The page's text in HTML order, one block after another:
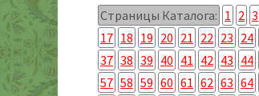
Страницы Каталога: 1 2 3
17 18 19 20 21 22 23 24
37 38 39 40 41 42 43 44
57 58 59 60 61 62 63 64